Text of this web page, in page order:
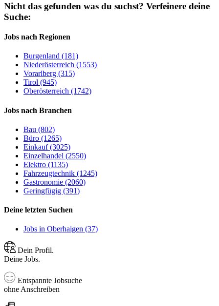
Nicht das gefunden was du suchst? Verfeinere deine
Suche:
Jobs nach Regionen
Burgenland (181)
Niederösterreich (1553)
Vorarlberg (315)
Tirol (945)
Oberösterreich (1742)
Jobs nach Branchen
Bau (802)
Büro (1265)
Einkauf (3025)
Einzelhandel (2550)
Elektro (1135)
Fahrzeugtechnik (1245)
Gastronomie (2060)
Geringfügig (391)
Deine letzten Suchen
Jobs in Oberhaigen (37)
Dein Profil.
Deine Jobs.
Entspannte Jobsuche
ohne Anschreiben